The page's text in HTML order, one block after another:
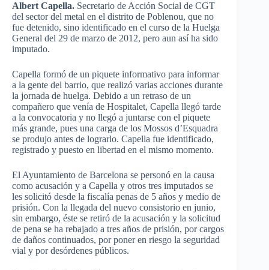
Albert Capella. Secretario de Acción Social de CGT
del sector del metal en el distrito de Poblenou, que no
fue detenido, sino identificado en el curso de la Huelga
General del 29 de marzo de 2012, pero aun así ha sido
imputado.
Capella formó de un piquete informativo para informar
a la gente del barrio, que realizó varias acciones durante
la jornada de huelga. Debido a un retraso de un
compañero que venía de Hospitalet, Capella llegó tarde
a la convocatoria y no llegó a juntarse con el piquete
más grande, pues una carga de los Mossos d’Esquadra
se produjo antes de lograrlo. Capella fue identificado,
registrado y puesto en libertad en el mismo momento.
El Ayuntamiento de Barcelona se personó en la causa
como acusación y a Capella y otros tres imputados se
les solicitó desde la fiscalía penas de 5 años y medio de
prisión. Con la llegada del nuevo consistorio en junio,
sin embargo, éste se retiró de la acusación y la solicitud
de pena se ha rebajado a tres años de prisión, por cargos
de daños continuados, por poner en riesgo la seguridad
vial y por desórdenes públicos.